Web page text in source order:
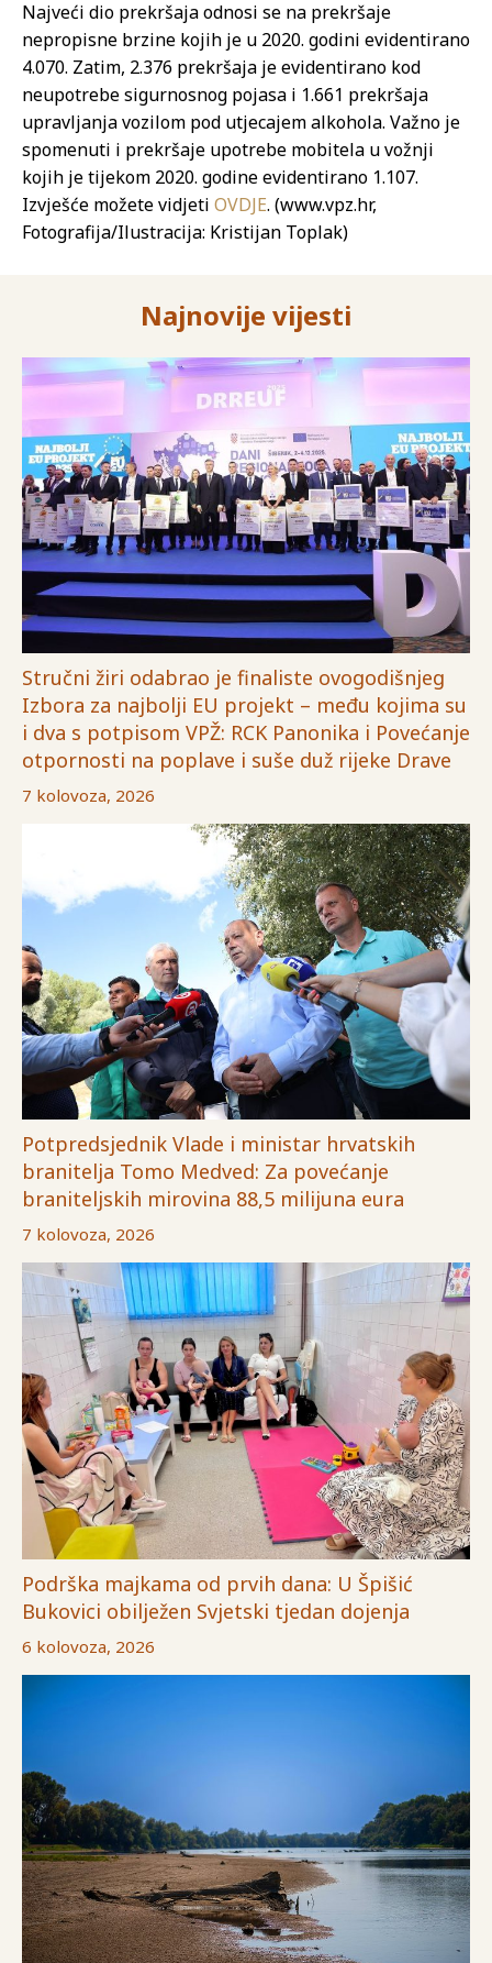
Najveći dio prekršaja odnosi se na prekršaje
nepropisne brzine kojih je u 2020. godini evidentirano
4.070. Zatim, 2.376 prekršaja je evidentirano kod
neupotrebe sigurnosnog pojasa i 1.661 prekršaja
upravljanja vozilom pod utjecajem alkohola. Važno je
spomenuti i prekršaje upotrebe mobitela u vožnji
kojih je tijekom 2020. godine evidentirano 1.107.
Izvješće možete vidjeti OVDJE. (www.vpz.hr,
Fotografija/Ilustracija: Kristijan Toplak)
Najnovije vijesti
Stručni žiri odabrao je finaliste ovogodišnjeg
Izbora za najbolji EU projekt – među kojima su
i dva s potpisom VPŽ: RCK Panonika i Povećanje
otpornosti na poplave i suše duž rijeke Drave
7 kolovoza, 2026
Potpredsjednik Vlade i ministar hrvatskih
branitelja Tomo Medved: Za povećanje
braniteljskih mirovina 88,5 milijuna eura
7 kolovoza, 2026
Podrška majkama od prvih dana: U Špišić
Bukovici obilježen Svjetski tjedan dojenja
6 kolovoza, 2026